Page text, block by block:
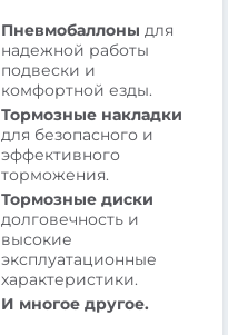
Пневмобаллоны для
надежной работы
подвески и
комфортной езды.
Тормозные накладки
для безопасного и
эффективного
торможения.
Тормозные диски
долговечность и
высокие
эксплуатационные
характеристики.
И многое другое.